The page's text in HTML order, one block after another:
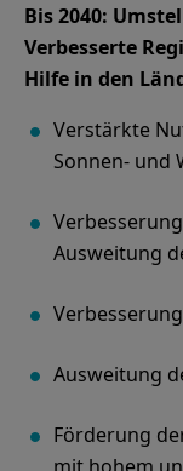
Bis 2040:
Verbesserte
Hilfe in den
Verstärkte
Sonnen- und
Ausweitung
Ausweitung
Förderung